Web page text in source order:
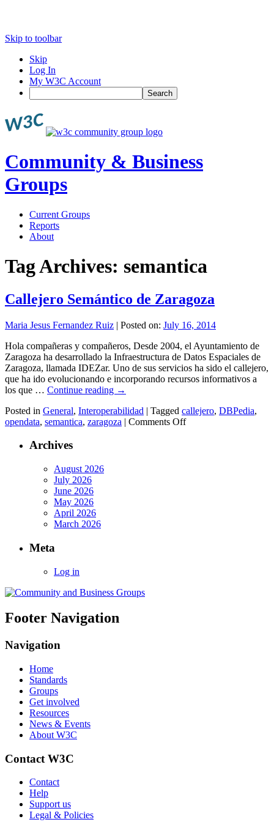
Skip to toolbar
Skip
Log In
My W3C Account
Search
Community & Business
Groups
Current Groups
Reports
About
Tag Archives: semantica
Callejero Semántico de Zaragoza
Maria Jesus Fernandez Ruiz | Posted on: July 16, 2014
Hola compañeras y compañeros, Desde 2004, el Ayuntamiento de
Zaragoza ha desarrollado la Infraestructura de Datos Espaciales de
Zaragoza, llamada IDEZar. Uno de sus servicios ha sido el callejero,
que ha ido evolucionando e incorporando recursos informativos a
los que … Continue reading →
Posted in General, Interoperabilidad | Tagged callejero, DBPedia,
opendata, semantica, zaragoza | Comments Offon
Archives
August 2026
July 2026
June 2026
May 2026
April 2026
March 2026
Meta
Log in
Footer Navigation
Navigation
Home
Standards
Groups
Get involved
Resources
News & Events
About W3C
Contact W3C
Contact
Help
Support us
Legal & Policies